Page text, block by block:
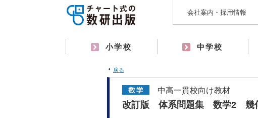
会社案内・採用情報
小学校 中学校
戻る
中高一貫校向け教材
改訂版 体系問題集 数学2 幾